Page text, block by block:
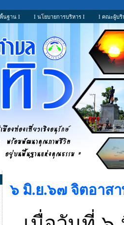
นฐาน I I นโยบายการบริหาร I I คณะผู้บริ
๖ มิ.ย.๖๗ จิตอาส